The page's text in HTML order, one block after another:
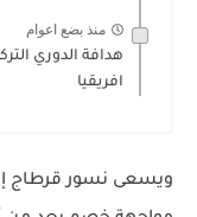
منذ بضع اعوام
هدافة الدوري
افريقيا
ويسعى نسور قرطاج